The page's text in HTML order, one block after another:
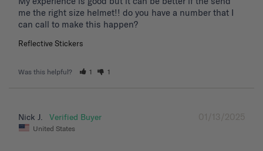
me the right size helmet!! do you have a number that I
can call to make this happen?
Reflective Stickers
Was this helpful? 1 1
01/13/2025
Nick J.
United States